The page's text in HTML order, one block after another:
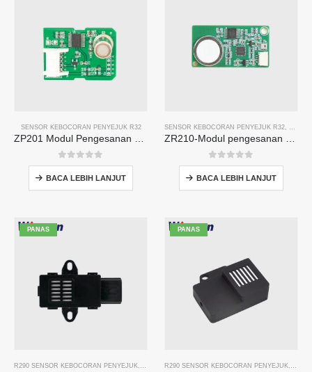
SENSOR KEBOCORAN PENYEJUK R32
0daripada 5
BACA LEBIH LANJUT
SENSOR KEBOCORAN PENYEJUK R32
0daripada 5
BACA LEBIH LANJUT
PANAS
R290 SENSOR KEBOCORAN PENYEJUK, PENDERIA GAS PENYEJUK
PANAS
R290 SENSOR KEBOCORAN PENYEJUK,